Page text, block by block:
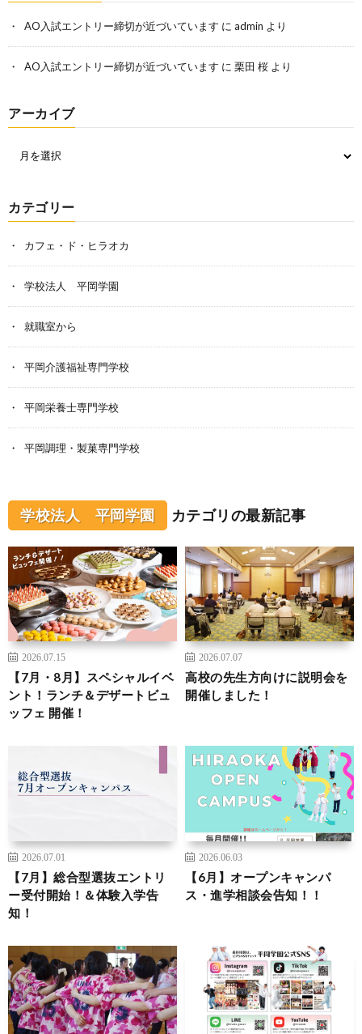
AO入試エントリー締切が近づいています に admin より
AO入試エントリー締切が近づいています に 栗田 桜 より
アーカイブ
カテゴリー
カフェ・ド・ヒラオカ
学校法人 平岡学園
就職室から
平岡介護福祉専門学校
平岡栄養士専門学校
平岡調理・製菓専門学校
学校法人 平岡学園 カテゴリの最新記事
2026.07.15
【7月・8月】スペシャルイベ
ント！ランチ＆デザートビュ
ッフェ 開催！
2026.07.07
高校の先生方向けに説明会を
開催しました！
2026.07.01
【7月】総合型選抜エントリ
ー受付開始！＆体験入学告
知！
2026.06.03
【6月】オープンキャンパ
ス・進学相談会告知！！